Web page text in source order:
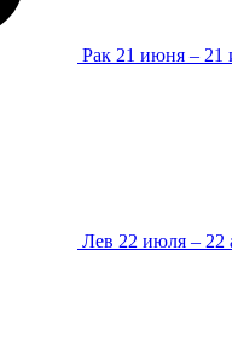
Рак 21 июня – 21
Лев 22 июля – 22